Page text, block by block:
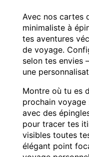
Avec nos cartes
minimaliste à
tes aventures
de voyage.
selon tes envies
une
Montre où tu es
prochain voyage
avec des
pour tracer tes
visibles toutes
élégant point